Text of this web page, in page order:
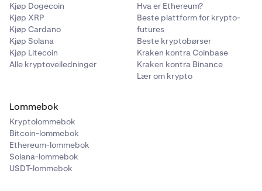
Kjøp Dogecoin
Kjøp XRP
Kjøp Cardano
Kjøp Solana
Kjøp Litecoin
Alle kryptoveiledninger
Hva er Ethereum?
Beste plattform for krypto-
futures
Beste kryptobørser
Kraken kontra Coinbase
Kraken kontra Binance
Lær om krypto
Lommebok
Kryptolommebok
Bitcoin-lommebok
Ethereum-lommebok
Solana-lommebok
USDT-lommebok